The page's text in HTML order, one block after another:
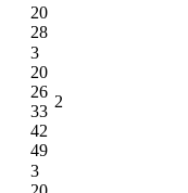
20
28
3
20
26
33
42
49
2
3